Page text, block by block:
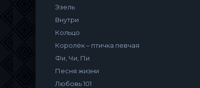
Эзель
Внутри
Кольцо
Королёк – птичка певчая
Фи, Чи, Пи
Песня жизни
Любовь 101